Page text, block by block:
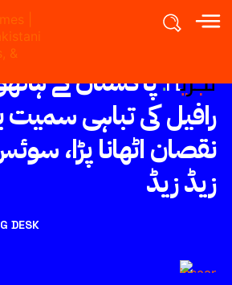
تجزیہ:پاکستان کے
رافیل کی تباہی سمیت
نقصان اٹھانا پڑا،
زیڈ زیڈ
DESK